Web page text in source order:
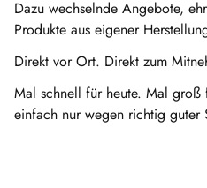
Dazu wechselnde Angebote,
Produkte aus eigener
Direkt vor Ort. Direkt zum
Mal schnell für heute. Mal groß
einfach nur wegen richtig guter